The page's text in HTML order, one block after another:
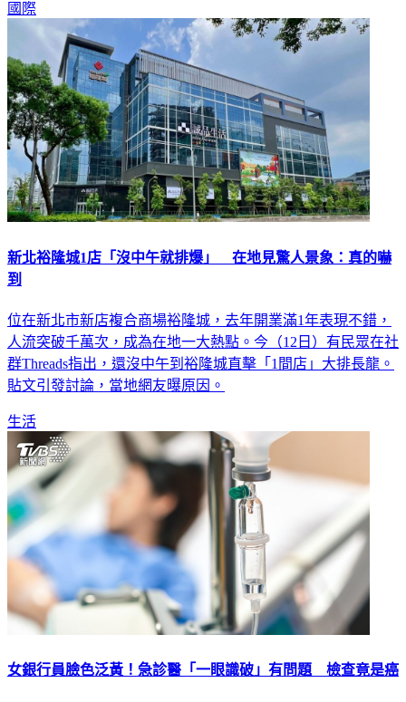
國際
新北裕隆城1店「沒中午就排爆」 在地見驚人景象：真的嚇
到
位在新北市新店複合商場裕隆城，去年開業滿1年表現不錯，
人流突破千萬次，成為在地一大熱點。今（12日）有民眾在社
群Threads指出，還沒中午到裕隆城直擊「1間店」大排長龍。
貼文引發討論，當地網友曝原因。
生活
女銀行員臉色泛黃！急診醫「一眼識破」有問題 檢查竟是癌